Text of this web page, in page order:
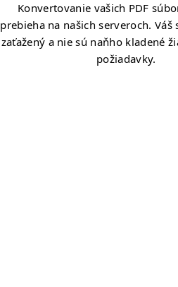
Konvertovanie vašich PDF
prebieha na našich serveroch. Váš
zaťažený a nie sú naňho kladené
požiadavky.